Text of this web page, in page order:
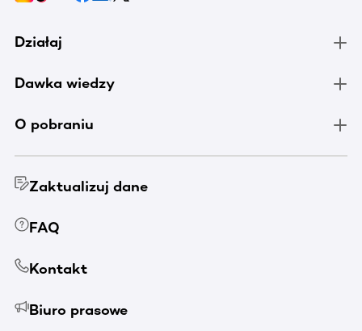
Działaj
Dawka wiedzy
O pobraniu
Zaktualizuj dane
FAQ
Kontakt
Biuro prasowe